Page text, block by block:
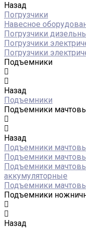
Назад
Погрузчики
Навесное
Погрузчики
Погрузчики
Погрузчики
Подъемники
Назад
Подъемники
Подъемники
Назад
Подъемники
Подъемники
Подъемники
аккумуляторные
Подъемники
Подъемники
Назад